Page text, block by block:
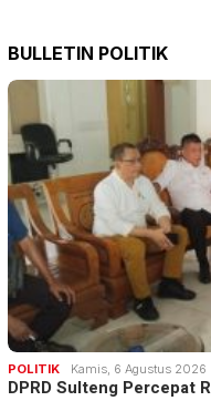
BULLETIN POLITIK
POLITIK Kamis, 6 Agustus 2026
DPRD Sulteng Percepat